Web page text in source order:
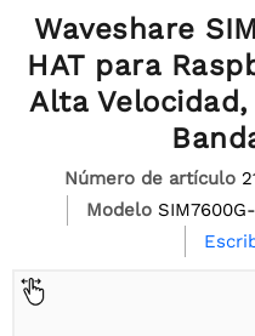
Waveshare
HAT para
Alta Velocidad,
Número de artículo
Modelo